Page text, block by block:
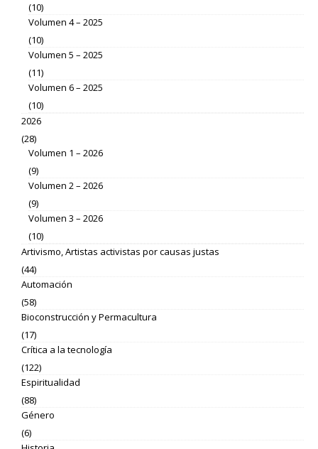
(10)
Volumen 4 – 2025
(10)
Volumen 5 – 2025
(11)
Volumen 6 – 2025
(10)
2026
(28)
Volumen 1 – 2026
(9)
Volumen 2 – 2026
(9)
Volumen 3 – 2026
(10)
Artivismo, Artistas activistas por causas justas
(44)
Automación
(58)
Bioconstrucción y Permacultura
(17)
Crítica a la tecnología
(122)
Espiritualidad
(88)
Género
(6)